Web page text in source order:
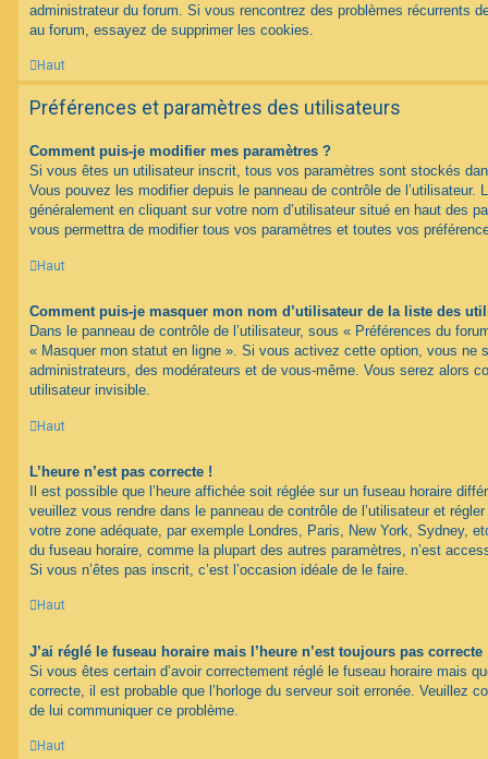
administrateur du forum. Si vous rencontrez des problèmes récurrents
au forum, essayez de supprimer les cookies.
Haut
Préférences et paramètres des utilisateurs
Comment puis-je modifier mes paramètres ?
Si vous êtes un utilisateur inscrit, tous vos paramètres sont stockés
Vous pouvez les modifier depuis le panneau de contrôle de l’utilisateur.
généralement en cliquant sur votre nom d’utilisateur situé en haut des
vous permettra de modifier tous vos paramètres et toutes vos
Haut
Comment puis-je masquer mon nom d’utilisateur de la liste des
Dans le panneau de contrôle de l’utilisateur, sous « Préférences du
« Masquer mon statut en ligne ». Si vous activez cette option, vous ne
administrateurs, des modérateurs et de vous-même. Vous serez alors
utilisateur invisible.
Haut
L’heure n’est pas correcte !
Il est possible que l’heure affichée soit réglée sur un fuseau horaire
veuillez vous rendre dans le panneau de contrôle de l’utilisateur et
votre zone adéquate, par exemple Londres, Paris, New York, Sydney,
du fuseau horaire, comme la plupart des autres paramètres, n’est
Si vous n’êtes pas inscrit, c’est l’occasion idéale de le faire.
Haut
J’ai réglé le fuseau horaire mais l’heure n’est toujours pas correcte
Si vous êtes certain d’avoir correctement réglé le fuseau horaire mais
correcte, il est probable que l’horloge du serveur soit erronée. Veuillez
de lui communiquer ce problème.
Haut